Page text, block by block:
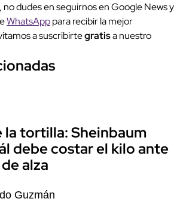
, no dudes en seguirnos en Google News y
WhatsApppara recibir la mejor
a suscribirtegratisa nuestro
la tortilla: Sheinbaum
debe costar el kilo ante
alza
Guzmán